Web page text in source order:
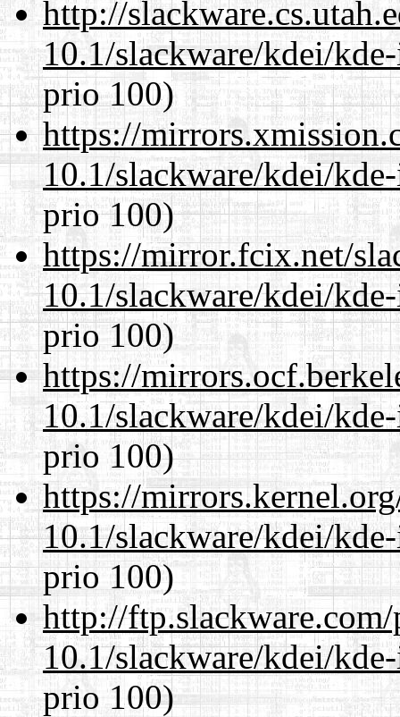
http://
10.1/slackware/kdei/
prio 100)
https://
10.1/slackware/kdei/
prio 100)
https://mirror.fcix.net/
10.1/slackware/kdei/
prio 100)
https://
10.1/slackware/kdei/
prio 100)
https://
10.1/slackware/kdei/
prio 100)
http://
10.1/slackware/kdei/
prio 100)